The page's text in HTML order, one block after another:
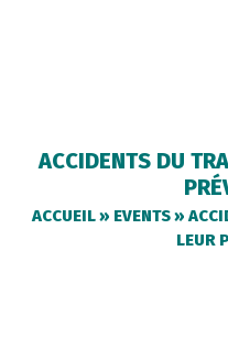
ACCIDENTS DU
ACCUEIL» EVENTS»
LEUR